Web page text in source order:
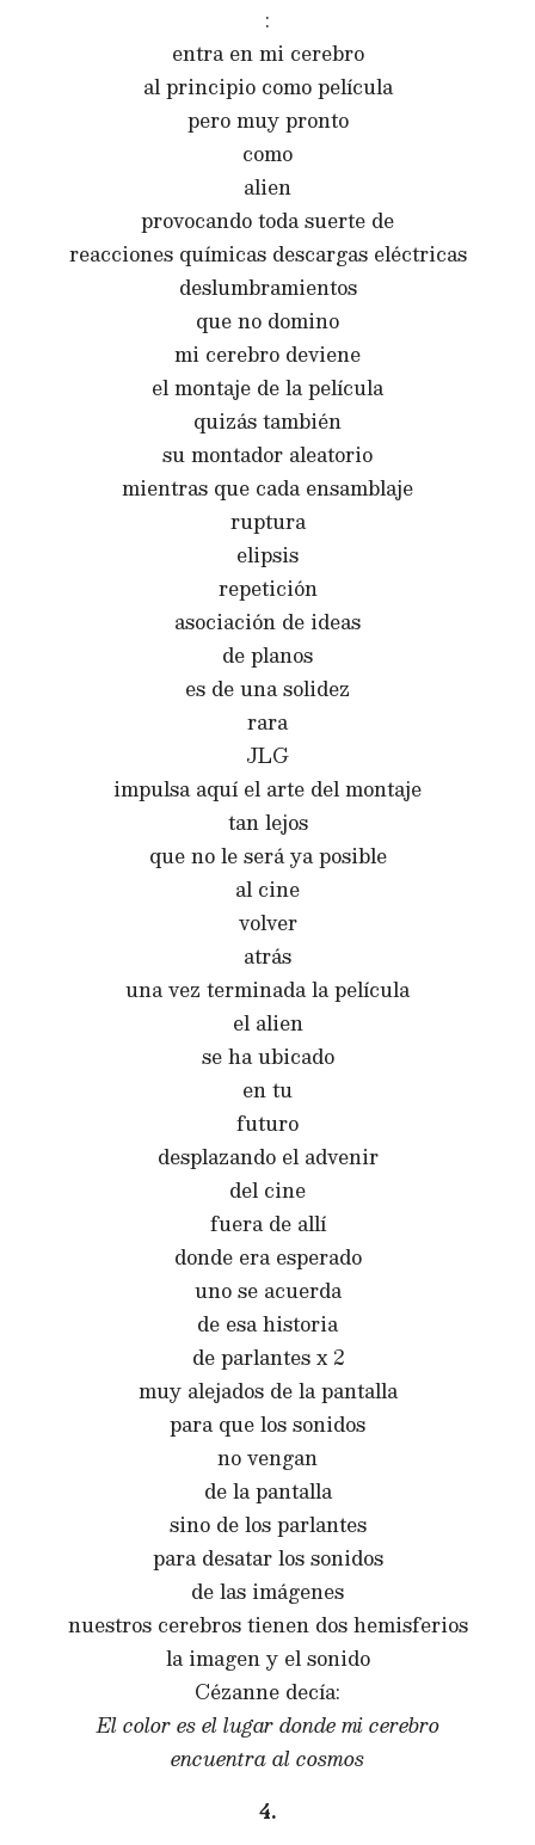
:
entra en mi cerebro
al principio como película
pero muy pronto
como
alien
provocando toda suerte de
reacciones químicas descargas eléctricas
deslumbramientos
que no domino
mi cerebro deviene
el montaje de la película
quizás también
su montador aleatorio
mientras que cada ensamblaje
ruptura
elipsis
repetición
asociación de ideas
de planos
es de una solidez
rara
JLG
impulsa aquí el arte del montaje
tan lejos
que no le será ya posible
al cine
volver
atrás
una vez terminada la película
el alien
se ha ubicado
en tu
futuro
desplazando el advenir
del cine
fuera de allí
donde era esperado
uno se acuerda
de esa historia
de parlantes x 2
muy alejados de la pantalla
para que los sonidos
no vengan
de la pantalla
sino de los parlantes
para desatar los sonidos
de las imágenes
nuestros cerebros tienen dos hemisferios
la imagen y el sonido
Cézanne decía:
El color es el lugar donde mi cerebro
encuentra al cosmos
4.